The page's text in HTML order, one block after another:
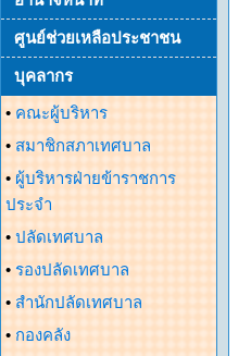
ศูนย์ช่วยเหลือประชาชน
บุคลากร
• คณะผู้บริหาร
• สมาชิกสภาเทศบาล
• ผู้บริหารฝ่ายข้าราชการ
ประจำ
• ปลัดเทศบาล
• รองปลัดเทศบาล
• สำนักปลัดเทศบาล
• กองคลัง